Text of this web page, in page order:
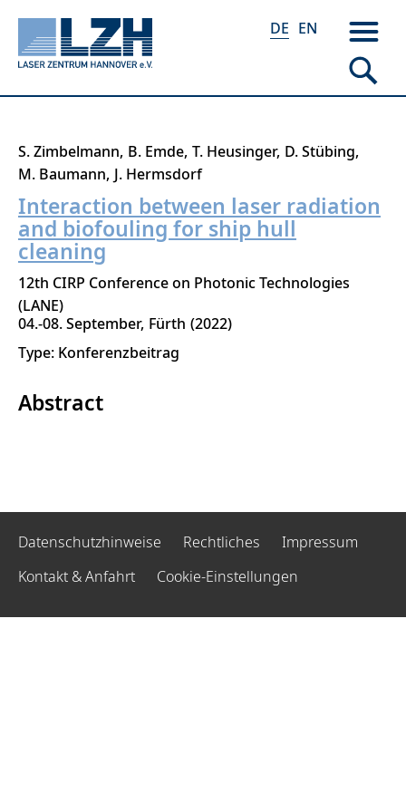
Direkt
zum
Inhalt
DE EN
S. Zimbelmann B. Emde T. Heusinger D. Stübing
M. Baumann J. Hermsdorf
Interaction between laser radiation
and biofouling for ship hull
cleaning
12th CIRP Conference on Photonic Technologies
(LANE)
04.-08. September Fürth 2022
Type: Konferenzbeitrag
Abstract
Datenschutzhinweise Rechtliches
Impressum
Kontakt & Anfahrt
Cookie-Einstellungen